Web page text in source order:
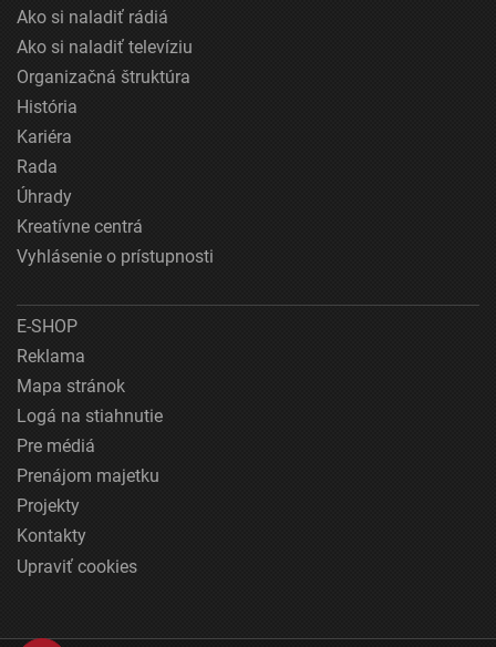
Ako si naladiť rádiá
Ako si naladiť televíziu
Organizačná štruktúra
História
Kariéra
Rada
Úhrady
Kreatívne centrá
Vyhlásenie o prístupnosti
E-SHOP
Reklama
Mapa stránok
Logá na stiahnutie
Pre médiá
Prenájom majetku
Projekty
Kontakty
Upraviť cookies